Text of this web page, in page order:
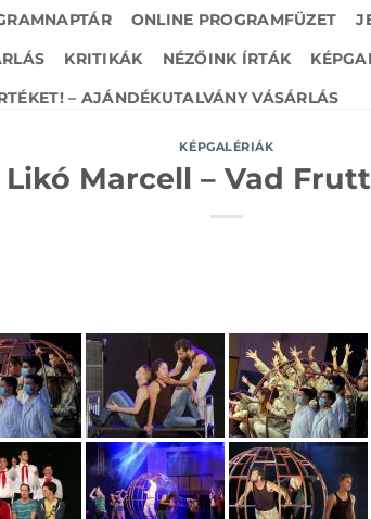
ONLINE PROGRAMFÜZET
KRITIKÁK NÉZŐINK ÍRTÁK
– AJÁNDÉKUTALVÁNY VÁSÁRLÁS
KÉPGALÉRIÁK
Likó Marcell – Vad